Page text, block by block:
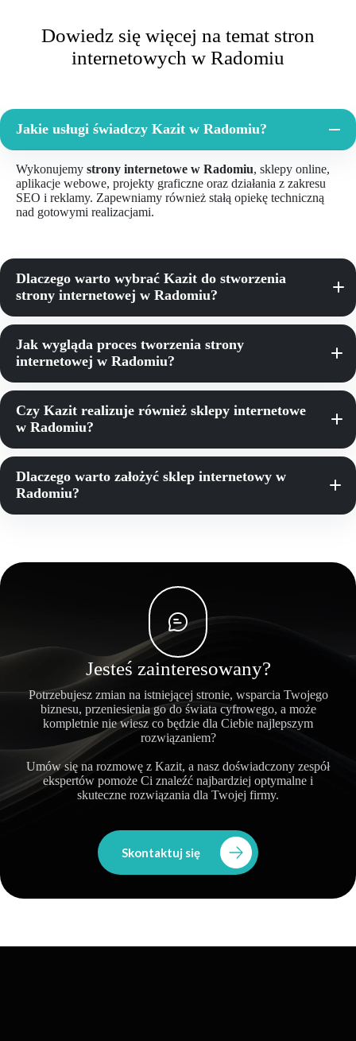
Dowiedz się więcej na temat stron
internetowych w Radomiu
Jakie usługi świadczy Kazit w Radomiu?
Wykonujemy strony internetowe w Radomiu, sklepy online,
aplikacje webowe, projekty graficzne oraz działania z zakresu
SEO i reklamy. Zapewniamy również stałą opiekę techniczną
nad gotowymi realizacjami.
Dlaczego warto wybrać Kazit do stworzenia
strony internetowej w Radomiu?
Jak wygląda proces tworzenia strony
internetowej w Radomiu?
Czy Kazit realizuje również sklepy internetowe
w Radomiu?
Dlaczego warto założyć sklep internetowy w
Radomiu?
Jesteś zainteresowany?
Potrzebujesz zmian na istniejącej stronie, wsparcia Twojego
biznesu, przeniesienia go do świata cyfrowego, a może
kompletnie nie wiesz co będzie dla Ciebie najlepszym
rozwiązaniem?
Umów się na rozmowę z Kazit, a nasz doświadczony zespół
ekspertów pomoże Ci znaleźć najbardziej optymalne i
skuteczne rozwiązania dla Twojej firmy.
Skontaktuj się